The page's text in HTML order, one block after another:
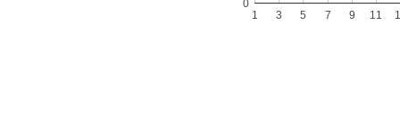
1 3 5 7 9 11
0